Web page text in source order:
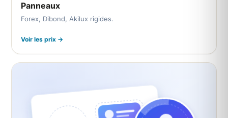
Panneaux
Forex, Dibond, Akilux rigides.
Voir les prix →